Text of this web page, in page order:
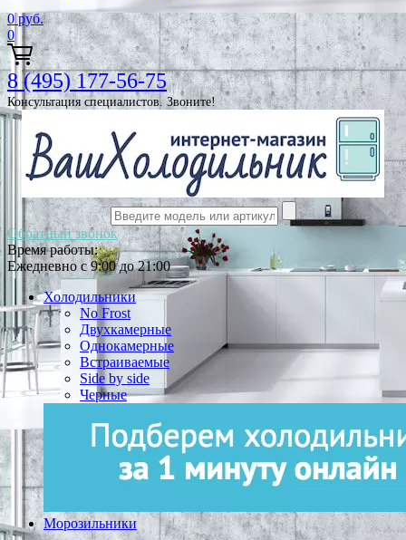
0 руб.
0
8 (495) 177-56-75
Консультация специалистов. Звоните!
Обратный звонок
Время работы:
Ежедневно с 9:00 до 21:00
Холодильники
No Frost
Двухкамерные
Однокамерные
Встраиваемые
Side by side
Черные
Морозильники